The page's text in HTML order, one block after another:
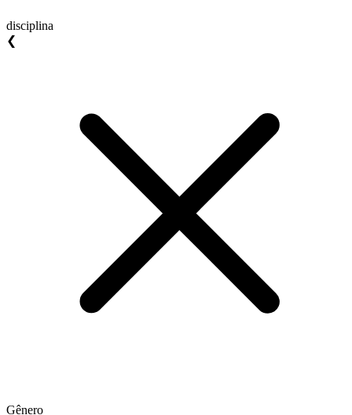
disciplina
❮
Gênero